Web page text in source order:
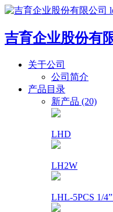
吉育企业股份有
关于公司
公司简介
产品目录
新产品 (20)
LHD
LH2W
LHL-5PCS 1/